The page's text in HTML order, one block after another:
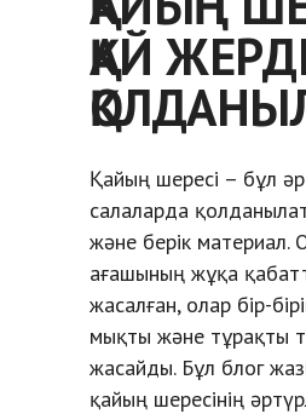
ҚАЙ
Қайың шересі – бұл әр
салаларда
және берік материал.
ағашының жұқа
жасалған, олар бір-
мықты және тұрақты
жасайды. Бұл блог
қайың шересінің